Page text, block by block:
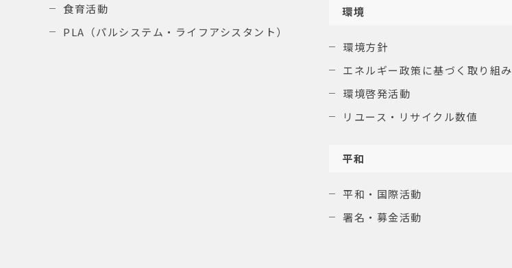
食育活動
PLA（パルシステム・ライフアシスタント）
環境
環境方針
エネルギー政策に基づく取り組み
環境啓発活動
リユース・リサイクル数値
平和
平和・国際活動
署名・募金活動